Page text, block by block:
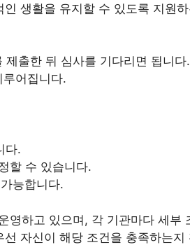
생활을 유지할 수 있도록 지원
제출한 뒤 심사를 기다리면 됩니다
어집니다.
다.
할 수 있습니다.
능합니다.
영하고 있으며, 각 기관마다 세부
자신이 해당 조건을 충족하는지